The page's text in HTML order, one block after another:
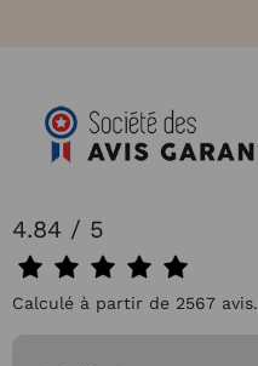
4.84 / 5
Calculé à partir de 2567 avis.